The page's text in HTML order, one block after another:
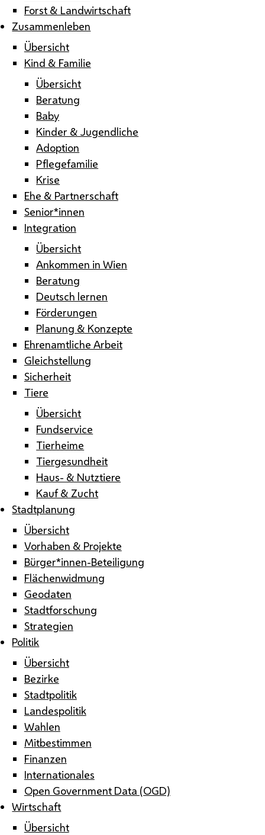
Forst & Landwirtschaft
Zusammenleben
Übersicht
Kind & Familie
Übersicht
Beratung
Baby
Kinder & Jugendliche
Adoption
Pflegefamilie
Krise
Ehe & Partnerschaft
Senior*innen
Integration
Übersicht
Ankommen in Wien
Beratung
Deutsch lernen
Förderungen
Planung & Konzepte
Ehrenamtliche Arbeit
Gleichstellung
Sicherheit
Tiere
Übersicht
Fundservice
Tierheime
Tiergesundheit
Haus- & Nutztiere
Kauf & Zucht
Stadtplanung
Übersicht
Vorhaben & Projekte
Bürger*innen-Beteiligung
Flächenwidmung
Geodaten
Stadtforschung
Strategien
Politik
Übersicht
Bezirke
Stadtpolitik
Landespolitik
Wahlen
Mitbestimmen
Finanzen
Internationales
Open Government Data (OGD)
Wirtschaft
Übersicht